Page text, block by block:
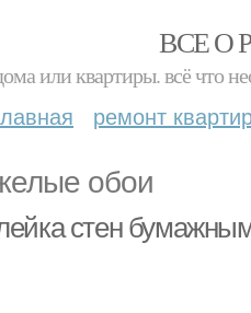
ВСЕ О
или квартиры. всё что
ремонт
обои
стен